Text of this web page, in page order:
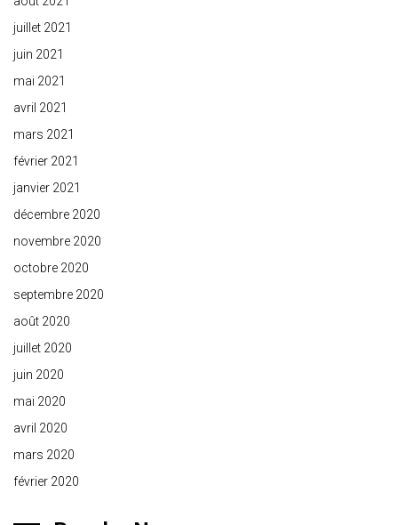
juillet 2021
juin 2021
mai 2021
avril 2021
mars 2021
février 2021
janvier 2021
décembre 2020
novembre 2020
octobre 2020
septembre 2020
août 2020
juillet 2020
juin 2020
mai 2020
avril 2020
mars 2020
février 2020